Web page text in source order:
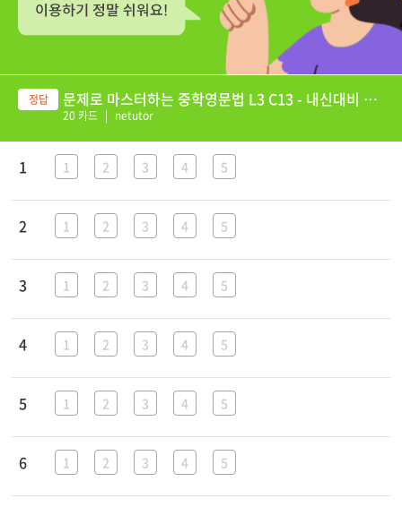
문제로 마스터하는 중학영문법 L3 C13 - 내신대비 테
스트
20 카드 | netutor
1 1 2 3 4 5
2 1 2 3 4 5
3 1 2 3 4 5
4 1 2 3 4 5
5 1 2 3 4 5
6 1 2 3 4 5